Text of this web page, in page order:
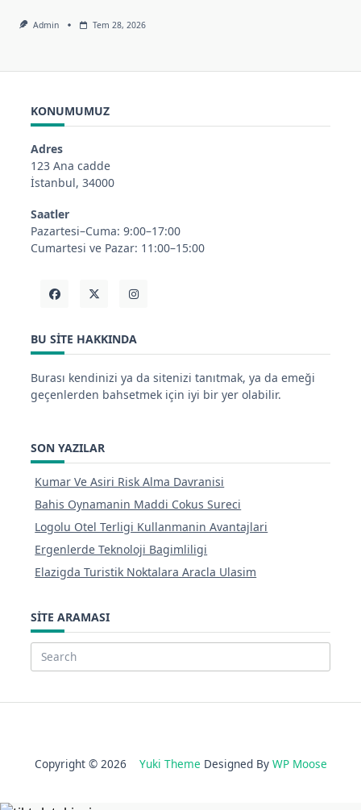
Admin Tem 28, 2026
KONUMUMUZ
Adres
123 Ana cadde
İstanbul, 34000
Saatler
Pazartesi–Cuma: 9:00–17:00
Cumartesi ve Pazar: 11:00–15:00
BU SITE HAKKINDA
Burası kendinizi ya da sitenizi tanıtmak, ya da emeği
geçenlerden bahsetmek için iyi bir yer olabilir.
SON YAZILAR
Kumar Ve Asiri Risk Alma Davranisi
Bahis Oynamanin Maddi Cokus Sureci
Logolu Otel Terligi Kullanmanin Avantajlari
Ergenlerde Teknoloji Bagimliligi
Elazigda Turistik Noktalara Aracla Ulasim
SITE ARAMASI
Search
Copyright © 2026 Yuki Theme Designed By WP Moose